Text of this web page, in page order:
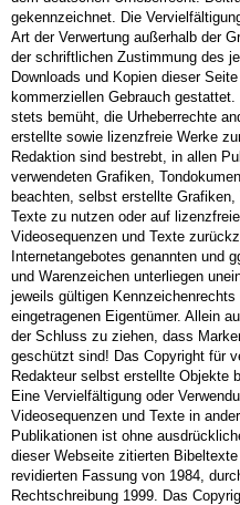
gekennzeichnet. Die
Art der Verwertung außerhalb der
der schriftlichen Zustimmung des
Downloads und Kopien dieser
kommerziellen Gebrauch
stets bemüht, die Urheberrechte
erstellte sowie lizenzfreie Werke
Redaktion sind bestrebt, in allen
verwendeten Grafiken,
beachten, selbst erstellte
Texte zu nutzen oder auf
Videosequenzen und Texte
Internetangebotes genannten und
und Warenzeichen unterliegen
jeweils gültigen
eingetragenen Eigentümer. Allein
der Schluss zu ziehen, dass
geschützt sind! Das Copyright für
Redakteur selbst erstellte Objekte
Eine Vervielfältigung oder
Videosequenzen und Texte in
Publikationen ist ohne
dieser Webseite zitierten
revidierten Fassung von 1984,
Rechtschreibung 1999. Das